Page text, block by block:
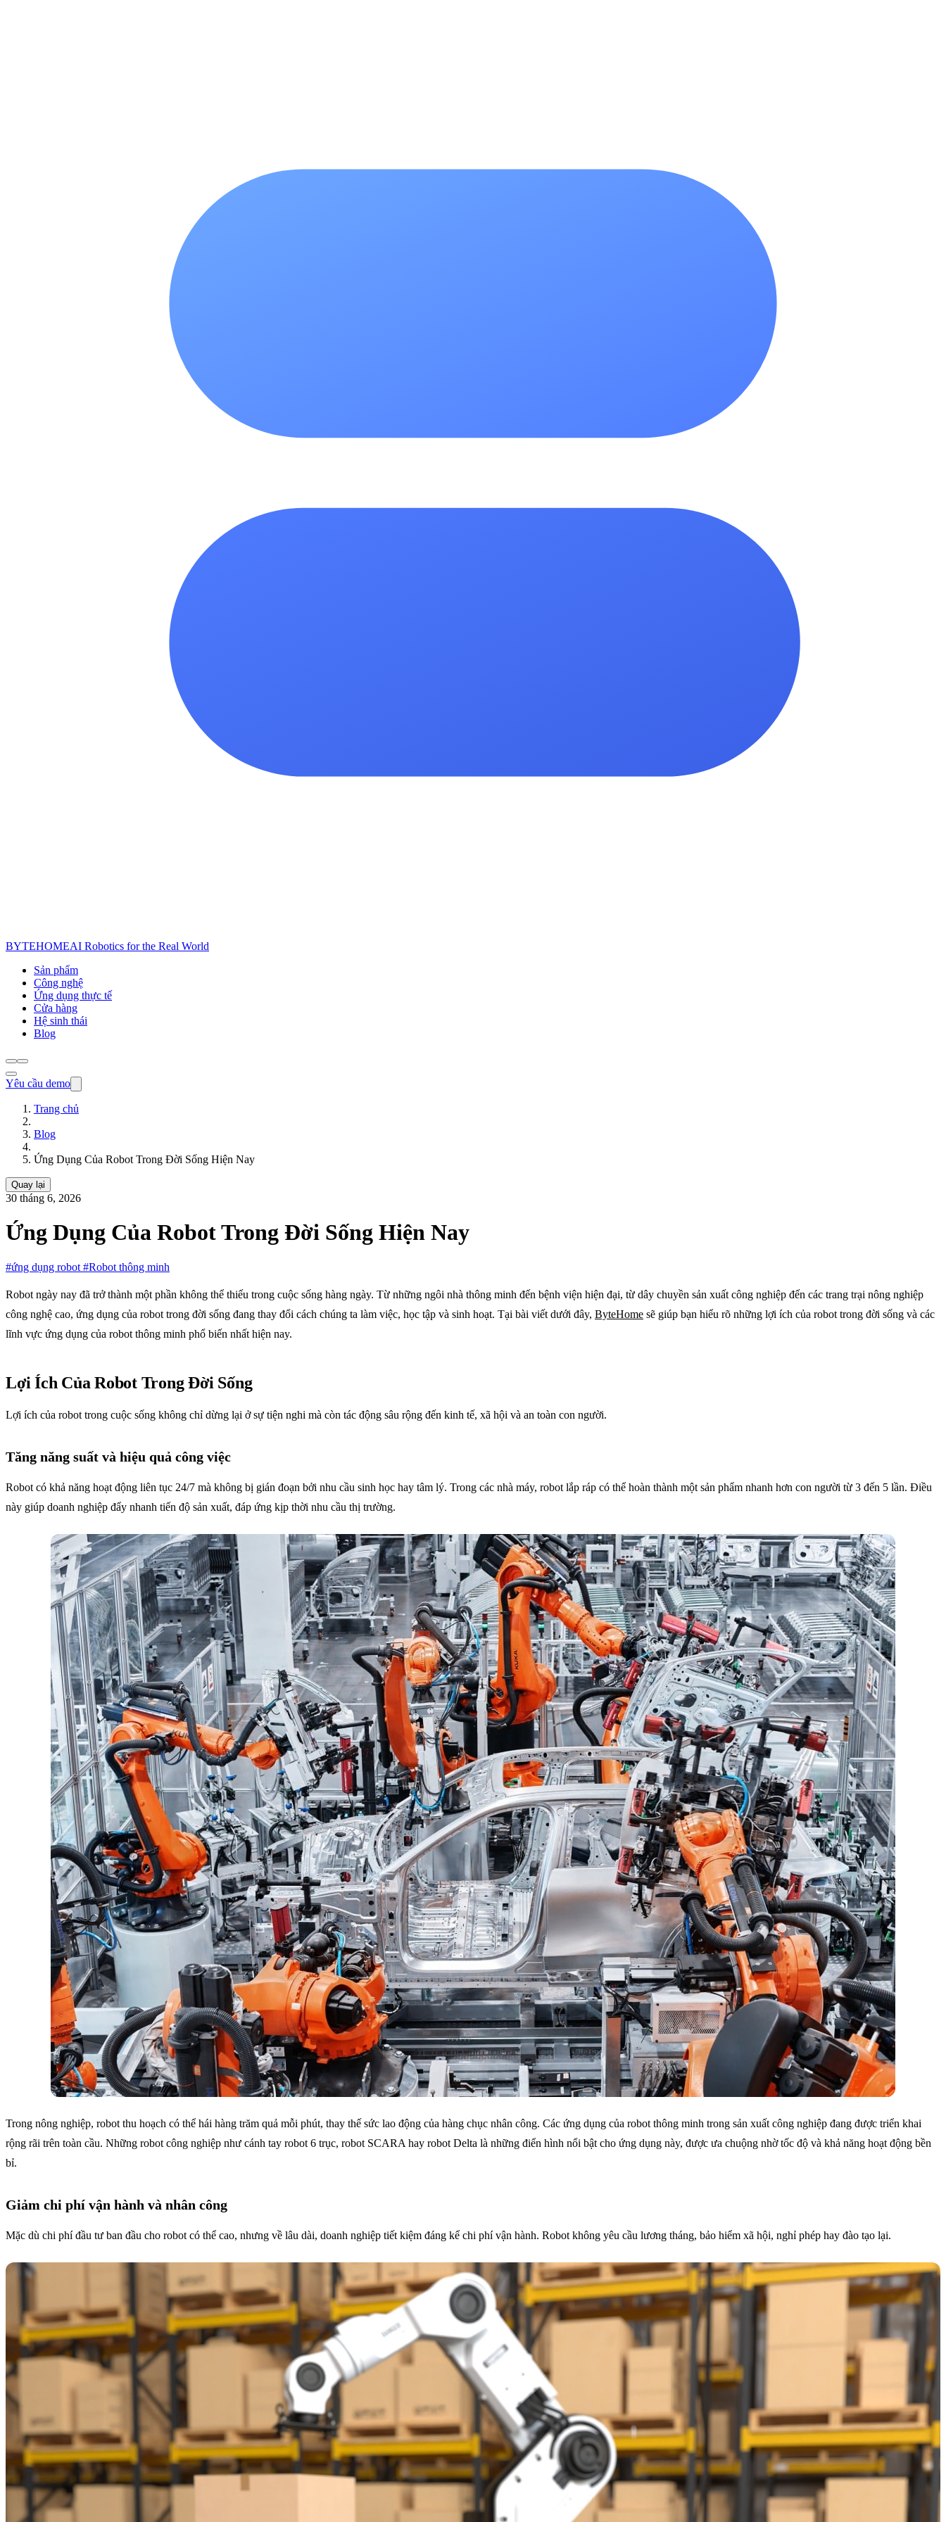
BYTEHOMEAI Robotics for the Real World
Sản phẩm
Công nghệ
Ứng dụng thực tế
Cửa hàng
Hệ sinh thái
Blog
Yêu cầu demo
Trang chủ
Blog
Ứng Dụng Của Robot Trong Đời Sống Hiện Nay
Quay lại
30 tháng 6, 2026
Ứng Dụng Của Robot Trong Đời Sống Hiện Nay
#ứng dụng robot #Robot thông minh
Robot ngày nay đã trở thành một phần không thể thiếu trong cuộc sống hàng ngày. Từ những ngôi nhà thông minh đến bệnh viện hiện đại, từ dây chuyền sản xuất công nghiệp đến các trang trại nông nghiệp
công nghệ cao, ứng dụng của robot trong đời sống đang thay đổi cách chúng ta làm việc, học tập và sinh hoạt. Tại bài viết dưới đây, ByteHome sẽ giúp bạn hiểu rõ những lợi ích của robot trong đời sống và các
lĩnh vực ứng dụng của robot thông minh phổ biến nhất hiện nay.
Lợi Ích Của Robot Trong Đời Sống
Lợi ích của robot trong cuộc sống không chỉ dừng lại ở sự tiện nghi mà còn tác động sâu rộng đến kinh tế, xã hội và an toàn con người.
Tăng năng suất và hiệu quả công việc
Robot có khả năng hoạt động liên tục 24/7 mà không bị gián đoạn bởi nhu cầu sinh học hay tâm lý. Trong các nhà máy, robot lắp ráp có thể hoàn thành một sản phẩm nhanh hơn con người từ 3 đến 5 lần. Điều
này giúp doanh nghiệp đẩy nhanh tiến độ sản xuất, đáp ứng kịp thời nhu cầu thị trường.
Trong nông nghiệp, robot thu hoạch có thể hái hàng trăm quả mỗi phút, thay thế sức lao động của hàng chục nhân công. Các ứng dụng của robot thông minh trong sản xuất công nghiệp đang được triển khai
rộng rãi trên toàn cầu. Những robot công nghiệp như cánh tay robot 6 trục, robot SCARA hay robot Delta là những điển hình nổi bật cho ứng dụng này, được ưa chuộng nhờ tốc độ và khả năng hoạt động bền
bỉ.
Giảm chi phí vận hành và nhân công
Mặc dù chi phí đầu tư ban đầu cho robot có thể cao, nhưng về lâu dài, doanh nghiệp tiết kiệm đáng kể chi phí vận hành. Robot không yêu cầu lương tháng, bảo hiểm xã hội, nghỉ phép hay đào tạo lại.